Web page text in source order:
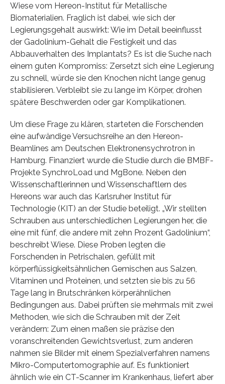
Wiese vom Hereon-Institut für Metallische
Biomaterialien. Fraglich ist dabei, wie sich der
Legierungsgehalt auswirkt: Wie im Detail beeinflusst
der Gadolinium-Gehalt die Festigkeit und das
Abbauverhalten des Implantats? Es ist die Suche nach
einem guten Kompromiss: Zersetzt sich eine Legierung
zu schnell, würde sie den Knochen nicht lange genug
stabilisieren. Verbleibt sie zu lange im Körper, drohen
spätere Beschwerden oder gar Komplikationen.
Um diese Frage zu klären, starteten die Forschenden
eine aufwändige Versuchsreihe an den Hereon-
Beamlines am Deutschen Elektronensychrotron in
Hamburg. Finanziert wurde die Studie durch die BMBF-
Projekte SynchroLoad und MgBone. Neben den
Wissenschaftlerinnen und Wissenschaftlern des
Hereons war auch das Karlsruher Institut für
Technologie (KIT) an der Studie beteiligt. „Wir stellten
Schrauben aus unterschiedlichen Legierungen her, die
eine mit fünf, die andere mit zehn Prozent Gadolinium“,
beschreibt Wiese. Diese Proben legten die
Forschenden in Petrischalen, gefüllt mit
körperflüssigkeitsähnlichen Gemischen aus Salzen,
Vitaminen und Proteinen, und setzten sie bis zu 56
Tage lang in Brutschränken körperähnlichen
Bedingungen aus. Dabei prüften sie mehrmals mit zwei
Methoden, wie sich die Schrauben mit der Zeit
verändern: Zum einen maßen sie präzise den
voranschreitenden Gewichtsverlust, zum anderen
nahmen sie Bilder mit einem Spezialverfahren namens
Mikro-Computertomographie auf. Es funktioniert
ähnlich wie ein CT-Scanner im Krankenhaus, liefert aber